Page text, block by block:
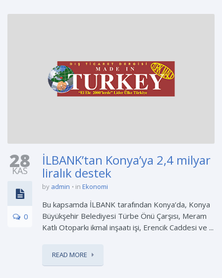
28
KAS
0
İLBANK’tan Konya’ya 2,4 milyar
liralık destek
by admin in Ekonomi
Bu kapsamda İLBANK tarafından Konya’da, Konya
Büyükşehir Belediyesi Türbe Önü Çarşısı, Meram
Katlı Otoparkı ikmal inşaatı işi, Erencik Caddesi ve ...
READ MORE